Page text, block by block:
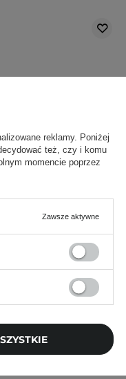
HanGlow -
PerfecTone -
Tinted Sunscreen
SPF 50+ -
Upiększający Krem
z Filtrem - 02 -
reklamy. Poniżej
też, czy i komu
momencie poprzez
Zawsze aktywne